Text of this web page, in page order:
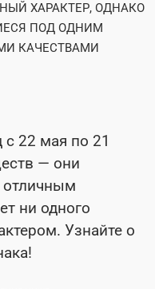
ХАРАКТЕР, ОДНАКО
ПОД ОДНИМ
КАЧЕСТВАМИ
с 22 мая по 21
— они
отличным
ни одного
Узнайте о